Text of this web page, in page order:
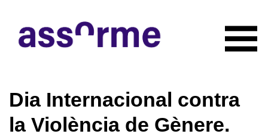
NOTICIAS
CONÓCENOS
Quiénes somos
Dia Internacional contra
la Violència de Gènere.